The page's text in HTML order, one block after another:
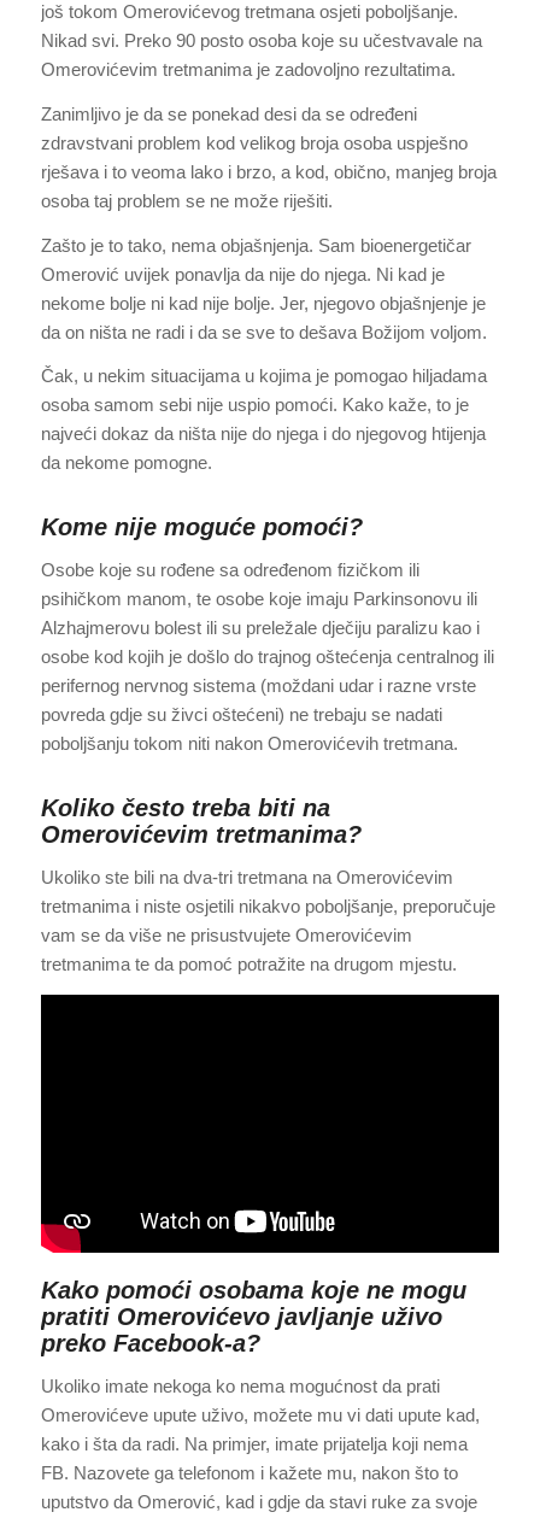
još tokom Omerovićevog tretmana osjeti poboljšanje.
Nikad svi. Preko 90 posto osoba koje su učestvavale na
Omerovićevim tretmanima je zadovoljno rezultatima.
Zanimljivo je da se ponekad desi da se određeni
zdravstvani problem kod velikog broja osoba uspješno
rješava i to veoma lako i brzo, a kod, obično, manjeg broja
osoba taj problem se ne može riješiti.
Zašto je to tako, nema objašnjenja. Sam bioenergetičar
Omerović uvijek ponavlja da nije do njega. Ni kad je
nekome bolje ni kad nije bolje. Jer, njegovo objašnjenje je
da on ništa ne radi i da se sve to dešava Božijom voljom.
Čak, u nekim situacijama u kojima je pomogao hiljadama
osoba samom sebi nije uspio pomoći. Kako kaže, to je
najveći dokaz da ništa nije do njega i do njegovog htijenja
da nekome pomogne.
Kome nije moguće pomoći?
Osobe koje su rođene sa određenom fizičkom ili
psihičkom manom, te osobe koje imaju Parkinsonovu ili
Alzhajmerovu bolest ili su preležale dječiju paralizu kao i
osobe kod kojih je došlo do trajnog oštećenja centralnog ili
perifernog nervnog sistema (moždani udar i razne vrste
povreda gdje su živci oštećeni) ne trebaju se nadati
poboljšanju tokom niti nakon Omerovićevih tretmana.
Koliko često treba biti na
Omerovićevim tretmanima?
Ukoliko ste bili na dva-tri tretmana na Omerovićevim
tretmanima i niste osjetili nikakvo poboljšanje, preporučuje
vam se da više ne prisustvujete Omerovićevim
tretmanima te da pomoć potražite na drugom mjestu.
Kako pomoći osobama koje ne mogu
pratiti Omerovićevo javljanje uživo
preko Facebook-a?
Ukoliko imate nekoga ko nema mogućnost da prati
Omerovićeve upute uživo, možete mu vi dati upute kad,
kako i šta da radi. Na primjer, imate prijatelja koji nema
FB. Nazovete ga telefonom i kažete mu, nakon što to
uputstvo da Omerović, kad i gdje da stavi ruke za svoje